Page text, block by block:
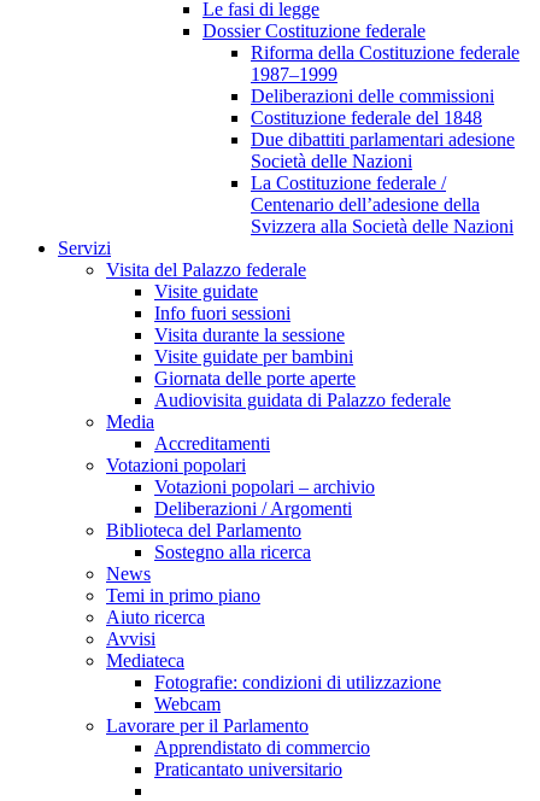
Le fasi di legge
Dossier Costituzione federale
Riforma della Costituzione federale
1987–1999
Deliberazioni delle commissioni
Costituzione federale del 1848
Due dibattiti parlamentari adesione
Società delle Nazioni
La Costituzione federale /
Centenario dell’adesione della
Svizzera alla Società delle Nazioni
Servizi
Visita del Palazzo federale
Visite guidate
Info fuori sessioni
Visita durante la sessione
Visite guidate per bambini
Giornata delle porte aperte
Audiovisita guidata di Palazzo federale
Media
Accreditamenti
Votazioni popolari
Votazioni popolari – archivio
Deliberazioni / Argomenti
Biblioteca del Parlamento
Sostegno alla ricerca
News
Temi in primo piano
Aiuto ricerca
Avvisi
Mediateca
Fotografie: condizioni di utilizzazione
Webcam
Lavorare per il Parlamento
Apprendistato di commercio
Praticantato universitario